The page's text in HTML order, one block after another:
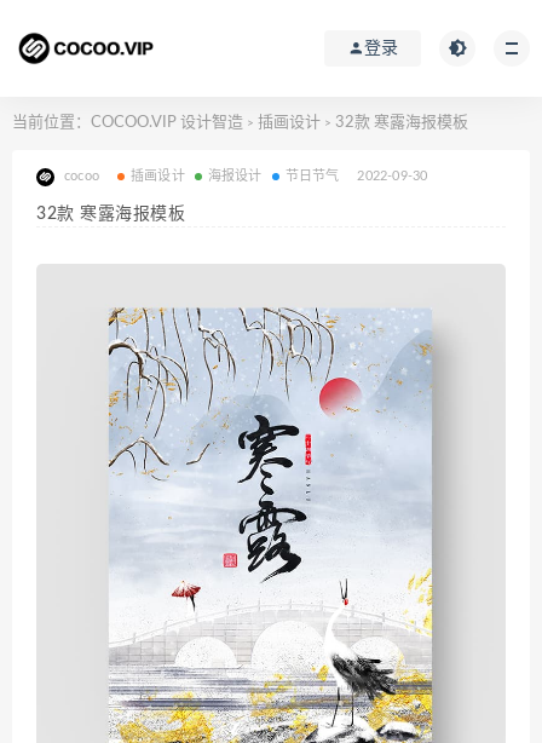
登录
当前位置： COCOO.VIP 设计智造 > 插画设计 > 32款 寒露海报模板
cocoo 插画设计 海报设计 节日节气 2022-09-30
32款 寒露海报模板